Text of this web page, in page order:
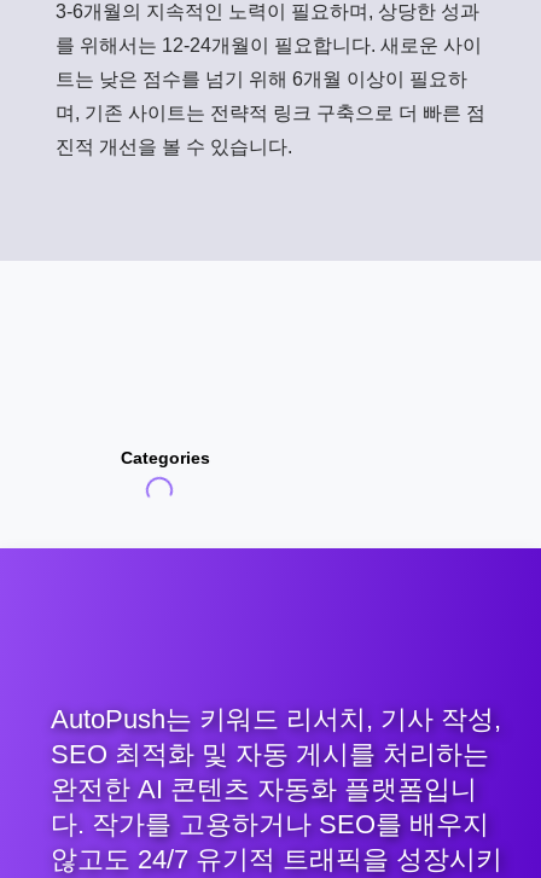
3-6개월의 지속적인 노력이 필요하며, 상당한 성과
를 위해서는 12-24개월이 필요합니다. 새로운 사이
트는 낮은 점수를 넘기 위해 6개월 이상이 필요하
며, 기존 사이트는 전략적 링크 구축으로 더 빠른 점
진적 개선을 볼 수 있습니다.
Categories
AutoPush는 키워드 리서치, 기사 작성,
SEO 최적화 및 자동 게시를 처리하는
완전한 AI 콘텐츠 자동화 플랫폼입니
다. 작가를 고용하거나 SEO를 배우지
않고도 24/7 유기적 트래픽을 성장시키